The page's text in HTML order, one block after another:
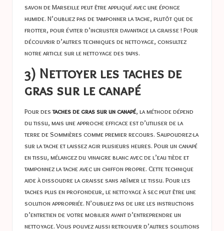
savon de Marseille peut être appliqué avec une éponge
humide. N’oubliez pas de tamponner la tache, plutôt que de
frotter, pour éviter d’incruster davantage la graisse ! Pour
découvrir d’autres techniques de nettoyage, consultez
notre article sur le nettoyage des tapis.
3) Nettoyer les taches de
gras sur le canapé
Pour destaches de gras sur un canapé, la méthode dépend
du tissu, mais une approche efficace est d’utiliser de la
terre de Sommières comme premier recours. Saupoudrez-la
sur la tache et laissez agir plusieurs heures. Pour un canapé
en tissu, mélangez du vinaigre blanc avec de l’eau tiède et
tamponnez la tache avec un chiffon propre. Cette technique
aide à dissoudre la graisse sans abîmer le tissu. Pour les
taches plus en profondeur, le nettoyage à sec peut être une
solution appropriée. N’oubliez pas de lire les instructions
d’entretien de votre mobilier avant d’entreprendre un
nettoyage. Vous pouvez aussi retrouver d’autres solutions